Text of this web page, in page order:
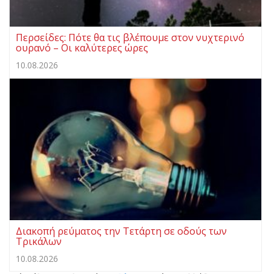
Περσείδες: Πότε θα τις βλέπουμε στον νυχτερινό
ουρανό – Οι καλύτερες ώρες
10.08.2026
Διακοπή ρεύματος την Τετάρτη σε οδούς των
Τρικάλων
10.08.2026